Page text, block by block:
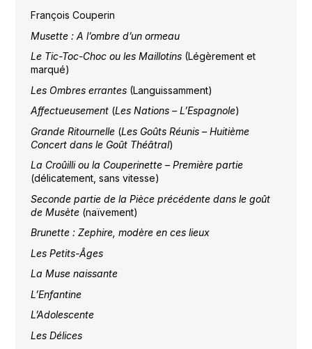
François Couperin
Musette : A l’ombre d’un ormeau
Le Tic-Toc-Choc ou les Maillotins (Légèrement et
marqué)
Les Ombres errantes (Languissamment)
Affectueusement (Les Nations – L’Espagnole)
Grande Ritournelle (Les Goûts Réunis – Huitième
Concert dans le Goût Théâtral)
La Croûilli ou la Couperinette – Première partie
(délicatement, sans vitesse)
Seconde partie de la Pièce précédente dans le goût
de Musète (naïvement)
Brunette : Zephire, modère en ces lieux
Les Petits-Âges
La Muse naissante
L’Enfantine
L’Adolescente
Les Délices